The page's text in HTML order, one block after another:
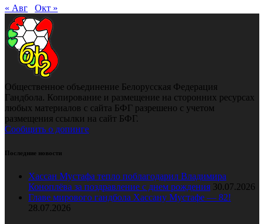
« Авг
Окт »
Общественное объединение Белорусская Федерация
Гандбола. Копирование и размещение на сторонних ресурсах
любых материалов с сайта БФГ разрешено с учетом
размещения ссылки на сайт БФГ.
Сообщить о допинге
Последние новости
Хассан Мустафа тепло поблагодарил Владимира
Коноплёва за поздравление с днем рождения 30.07.2026
Главе мирового гандбола Хассану Мустафе — 82!
28.07.2026